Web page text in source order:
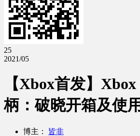
25
2021/05
【Xbox首发】
柄：破晓开箱及使
博主：
皆非